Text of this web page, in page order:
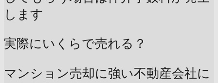
します
実際にいくらで売れる？
マンション売却に強い不動産会社に